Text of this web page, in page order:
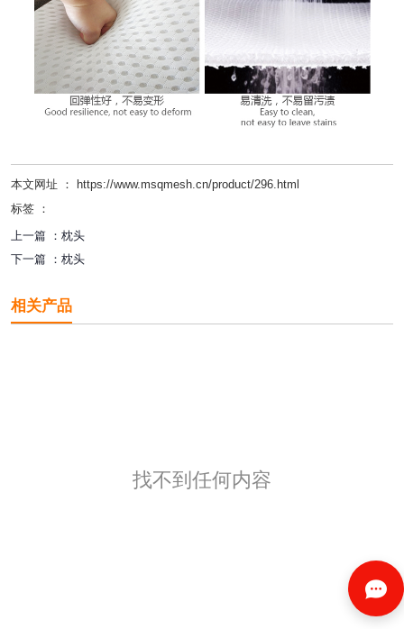
本文网址 ： https://www.msqmesh.cn/product/296.html
标签 ：
上一篇 ： 枕头
下一篇 ： 枕头
相关产品
找不到任何内容